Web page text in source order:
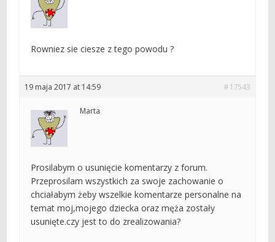
Rowniez sie ciesze z tego powodu ?
19 maja 2017 at 14:59 #17543
Marta
Prosilabym o usunięcie komentarzy z forum.
Przeprosilam wszystkich za swoje zachowanie o
chciałabym żeby wszelkie komentarze personalne na
temat moj,mojego dziecka oraz męża zostały
usunięte.czy jest to do zrealizowania?